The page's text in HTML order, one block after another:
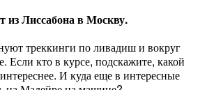
из Лиссабона в Москву.
треккинги по ливадиш и вокруг
кто в курсе, подскажите, какой
И куда еще в интересные